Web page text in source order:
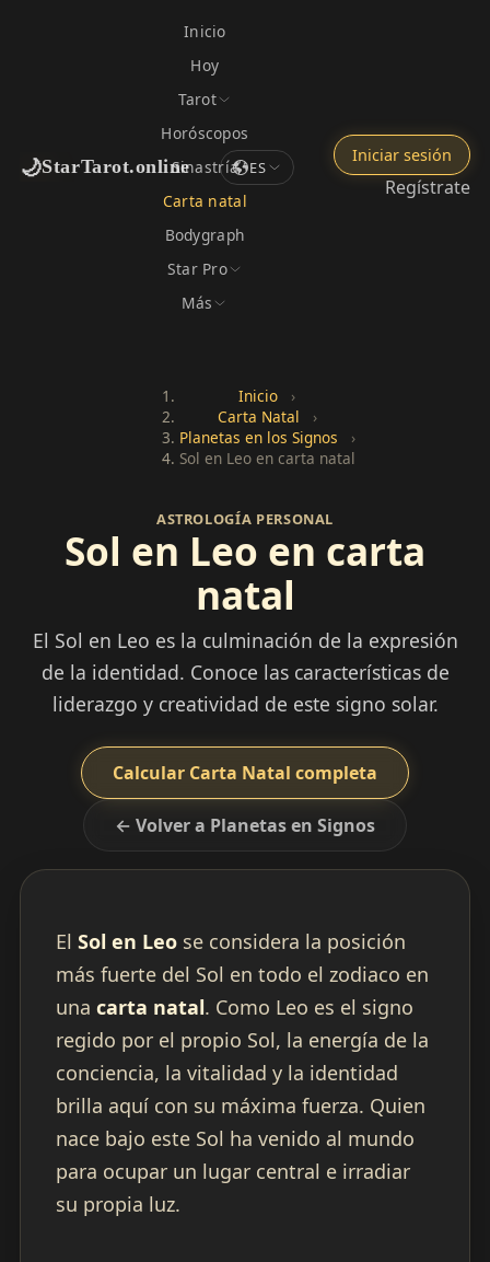
🌙StarTarot.online
Inicio
Hoy
Tarot
Horóscopos
Sinastría
Carta natal
Bodygraph
Star Pro
Más
ES
Iniciar sesión
Regístrate
Inicio
›
Carta Natal
›
Planetas en los Signos
›
Sol en Leo en carta natal
ASTROLOGÍA PERSONAL
Sol en Leo en carta
natal
El Sol en Leo es la culminación de la expresión
de la identidad. Conoce las características de
liderazgo y creatividad de este signo solar.
Calcular Carta Natal completa
← Volver a Planetas en Signos
El Sol en Leose considera la posición
más fuerte del Sol en todo el zodiaco en
una carta natal. Como Leo es el signo
regido por el propio Sol, la energía de la
conciencia, la vitalidad y la identidad
brilla aquí con su máxima fuerza. Quien
nace bajo este Sol ha venido al mundo
para ocupar un lugar central e irradiar
su propia luz.